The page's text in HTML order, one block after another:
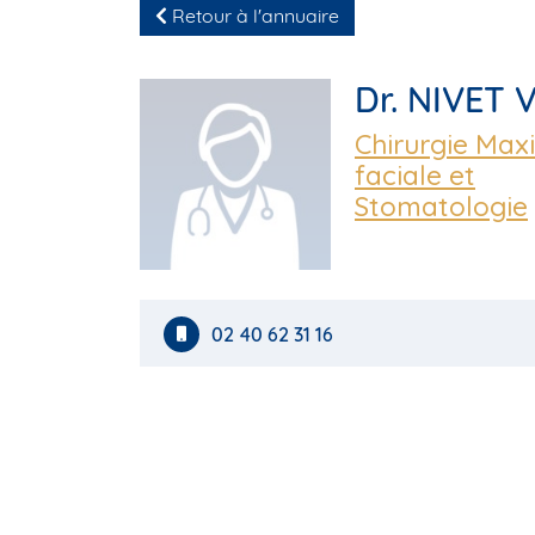
Retour à l'annuaire
Dr. NIVET
Chirurgie
faciale et
Stomatologie
02 40 62 31 16